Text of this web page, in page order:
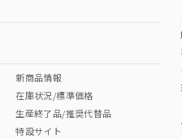
新商品情報
在庫状況/標準価格
生産終了品/推奨代替品
特設サイト